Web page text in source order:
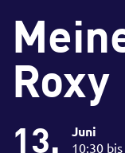
Roxy
13. Juni
10:30